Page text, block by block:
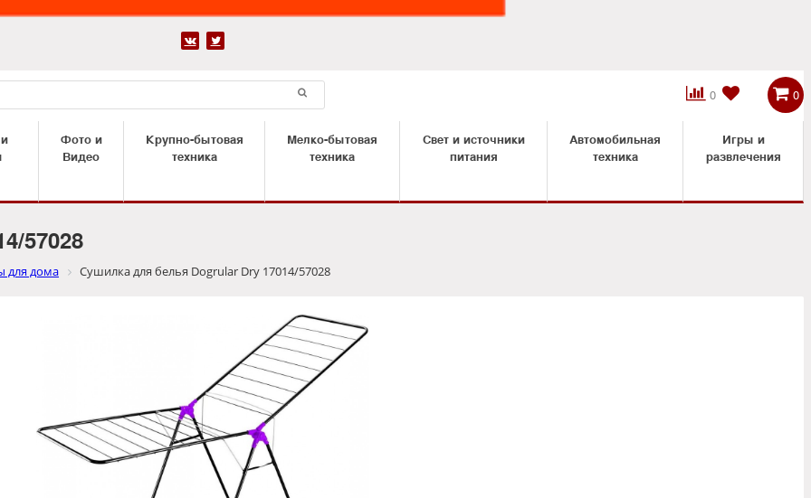
 
0

 0
Фото и
Видео
Крупно-бытовая
техника
Мелко-бытовая
техника
Свет и источники
питания
Автомобильная
техника
Игры и
развлечения
57028
для дома Сушилка для белья Dogrular Dry 17014/57028